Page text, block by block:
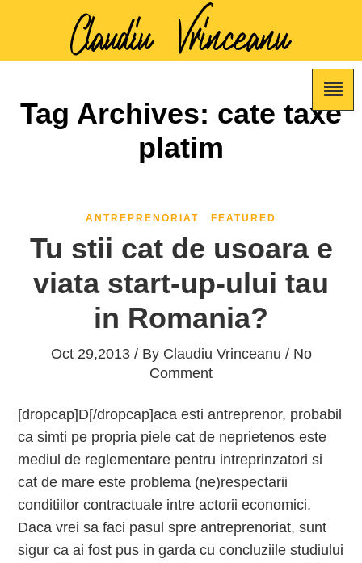
Tag Archives: cate taxe
platim
ANTREPRENORIAT FEATURED
Tu stii cat de usoara e
viata start-up-ului tau
in Romania?
Oct 29,2013 / By Claudiu Vrinceanu / No
Comment
[dropcap]D[/dropcap]aca esti antreprenor, probabil
ca simti pe propria piele cat de neprietenos este
mediul de reglementare pentru intreprinzatori si
cat de mare este problema (ne)respectarii
conditiilor contractuale intre actorii economici.
Daca vrei sa faci pasul spre antreprenoriat, sunt
sigur ca ai fost pus in garda cu concluziile studiului